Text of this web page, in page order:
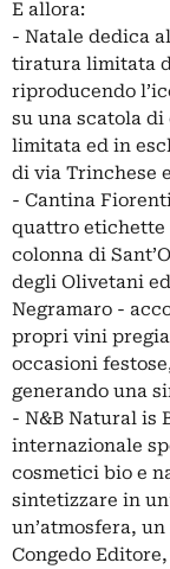
E allora:
- Natale dedica
tiratura limitata
riproducendo
su una scatola
limitata ed in
di via Trinchese
- Cantina
quattro etichette
colonna di
degli Olivetani
Negramaro -
propri vini
occasioni
generando una
- N&B Natural is
internazionale
cosmetici bio e
sintetizzare in
un’atmosfera,
Congedo